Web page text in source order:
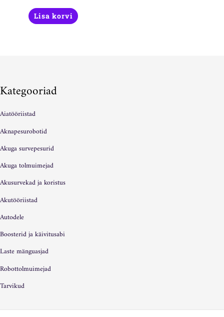
Kategooriad
Aiatööriistad
Aknapesurobotid
Akuga survepesurid
Akuga tolmuimejad
Akusurvekad ja koristus
Akutööriistad
Autodele
Boosterid ja käivitusabi
Laste mänguasjad
Robottolmuimejad
Tarvikud
Lisa korvi